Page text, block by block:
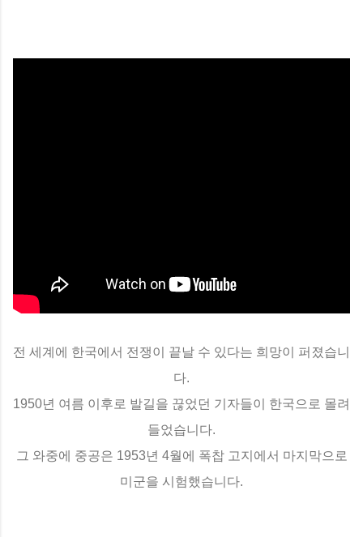
전 세계에 한국에서 전쟁이 끝날 수 있다는 희망이 퍼졌습니
다.
1950년 여름 이후로 발길을 끊었던 기자들이 한국으로 몰려
들었습니다.
그 와중에 중공은 1953년 4월에 폭찹 고지에서 마지막으로
미군을 시험했습니다.